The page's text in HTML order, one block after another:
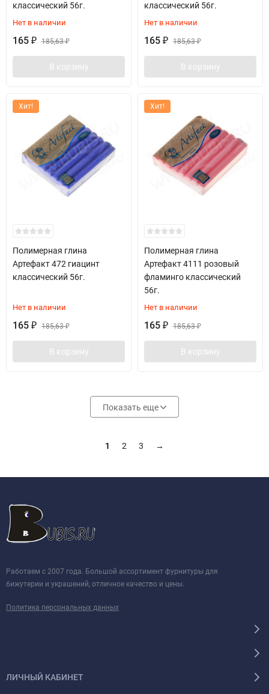
классический 56г.
Нет в наличии
165 ₽ 185,63₽
В корзину
классический 56г.
Нет в наличии
165 ₽ 185,63₽
В корзину
Хит!
Полимерная глина
Артефакт 472 гиацинт
классический 56г.
Нет в наличии
165 ₽ 185,63₽
В корзину
Хит!
Полимерная глина
Артефакт 4111 розовый
фламинго классический
56г.
Нет в наличии
165 ₽ 185,63₽
В корзину
Показать еще
1 2 3 →
Работаем с 2007 года. Большой ассортимент фурнитуры для
бижутерии и украшений, отличное качество и цены.
Политика персональных данных
ЛИЧНЫЙ КАБИНЕТ